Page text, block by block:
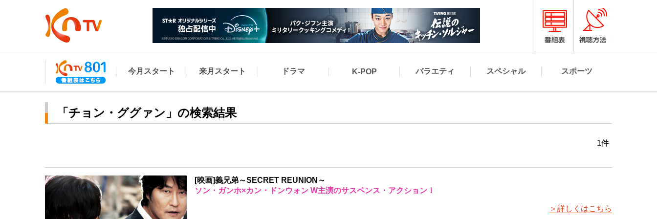
今月スタート 来月スタート ドラマ K-POP バラエティ スペシャル スポーツ
「チョン・ググァン」の検索結果
1件
[映画]義兄弟～SECRET REUNION～
ソン・ガンホ×カン・ドンウォン W主演のサスペンス・アクション！
＞詳しくはこちら